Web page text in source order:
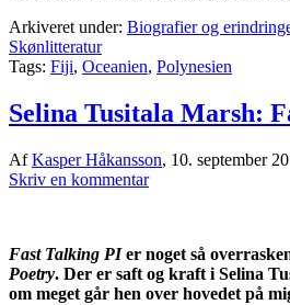
Arkiveret under: Biografier og
Skønlitteratur
Tags: Fiji, Oceanien, Polynesien
Selina Tusitala Marsh:
AfKasper Håkansson, 10. september
Skriv en kommentar
Fast Talking PIer noget så
Poetry. Der er saft og kraft i Selina
om meget går hen over hovedet på